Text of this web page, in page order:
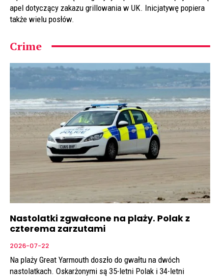
apel dotyczący zakazu grillowania w UK. Inicjatywę popiera
także wielu posłów.
Crime
Nastolatki zgwałcone na plaży. Polak z
czterema zarzutami
2026-07-22
Na plaży Great Yarmouth doszło do gwałtu na dwóch
nastolatkach. Oskarżonymi są 35-letni Polak i 34-letni